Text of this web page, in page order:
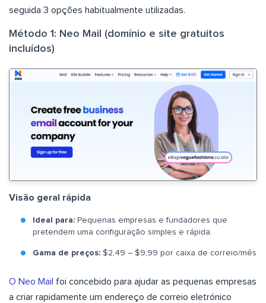
seguida 3 opções habitualmente utilizadas.
Método 1: Neo Mail (domínio e site gratuitos
incluídos)
Visão geral rápida
Ideal para: Pequenas empresas e fundadores que
pretendem uma configuração simples e rápida.
Gama de preços: $2,49 – $9,99 por caixa de correio/mês
O Neo Mail foi concebido para ajudar as pequenas empresas
a criar rapidamente um endereço de correio eletrónico